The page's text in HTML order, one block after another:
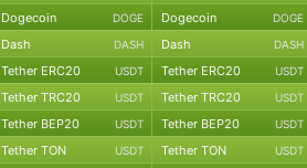
Dogecoin DOGE Dogecoin DOGE
Dash DASH Dash DASH
Tether ERC20 USDT Tether ERC20 USDT
Tether TRC20 USDT Tether TRC20 USDT
Tether BEP20 USDT Tether BEP20 USDT
Tether TON USDT Tether TON USDT